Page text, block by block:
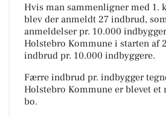
Hvis man sammenligner med 1.
blev der anmeldt 27 indbrud,
anmeldelser pr. 10.000
Holstebro Kommune i starten af
indbrud pr. 10.000 indbyggere.
Færre indbrud pr. indbygger
Holstebro Kommune er blevet et
bo.